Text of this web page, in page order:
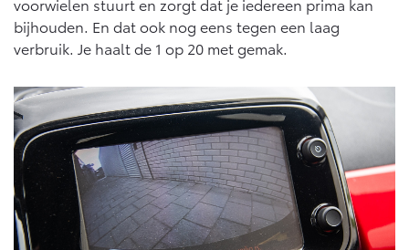
bijhouden. En dat ook nog eens tegen een laag
verbruik. Je haalt de 1 op 20 met gemak.